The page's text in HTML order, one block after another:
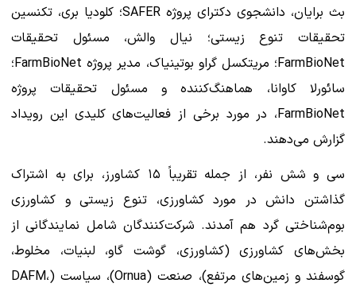
بث برایان، دانشجوی دکترای پروژه SAFER؛ کلودیا بری، تکنسین
تحقیقات تنوع زیستی؛ نیال والش، مسئول تحقیقات
FarmBioNet؛ مریتکسل گراو بوتینیاک، مدیر پروژه FarmBioNet؛
سائورلا کاوانا، هماهنگ‌کننده و مسئول تحقیقات پروژه
FarmBioNet، در مورد برخی از فعالیت‌های کلیدی این رویداد
گزارش می‌دهند.
سی و شش نفر، از جمله تقریباً ۱۵ کشاورز، برای به اشتراک
گذاشتن دانش در مورد کشاورزی، تنوع زیستی و کشاورزی
بوم‌شناختی گرد هم آمدند. شرکت‌کنندگان شامل نمایندگانی از
بخش‌های کشاورزی (کشاورزی، گوشت گاو، لبنیات، مخلوط،
گوسفند و زمین‌های مرتفع)، صنعت (Ornua)، سیاست (DAFM،